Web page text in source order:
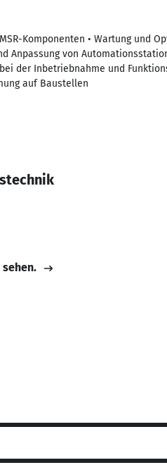
Komponenten • Wartung und
Anpassung von
der Inbetriebnahme und
auf Baustellen
sehen.